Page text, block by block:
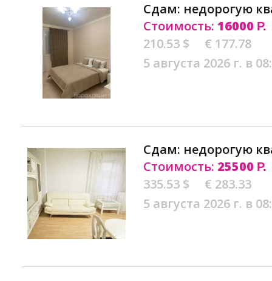
Сдам: недорогую
Стоимость: 16000 Р.
210.53 $
€ 177.78
5 августа 2026 г. в
Сдам: недорогую
Стоимость: 25500 Р.
335.53 $
€ 283.33
5 августа 2026 г. в